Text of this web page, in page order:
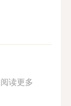
阅读更多